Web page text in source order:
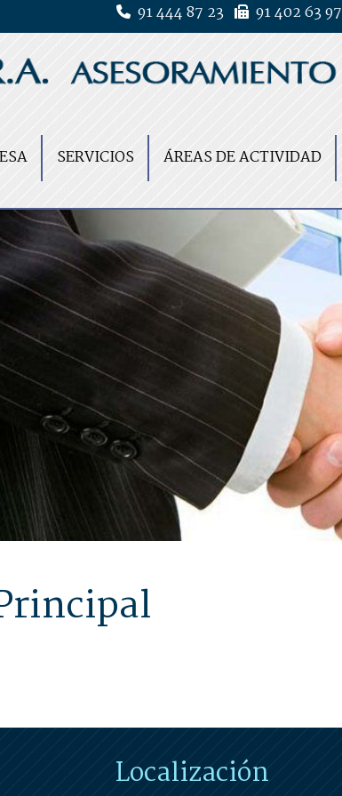
91 444 87 23 91 402 63 97
SERVICIOS ÁREAS DE ACTIVIDAD
Localización